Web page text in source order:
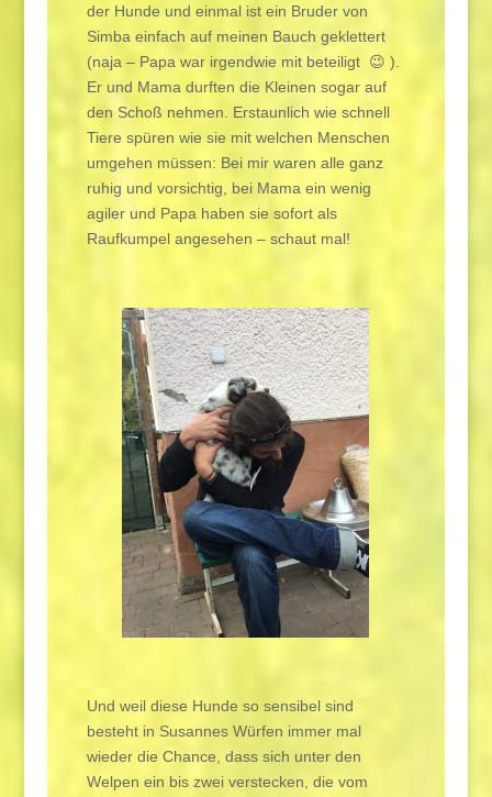
der Hunde und einmal ist ein Bruder von
Simba einfach auf meinen Bauch geklettert
(naja – Papa war irgendwie mit beteiligt 😉 ).
Er und Mama durften die Kleinen sogar auf
den Schoß nehmen. Erstaunlich wie schnell
Tiere spüren wie sie mit welchen Menschen
umgehen müssen: Bei mir waren alle ganz
ruhig und vorsichtig, bei Mama ein wenig
agiler und Papa haben sie sofort als
Raufkumpel angesehen – schaut mal!
Und weil diese Hunde so sensibel sind
besteht in Susannes Würfen immer mal
wieder die Chance, dass sich unter den
Welpen ein bis zwei verstecken, die vom